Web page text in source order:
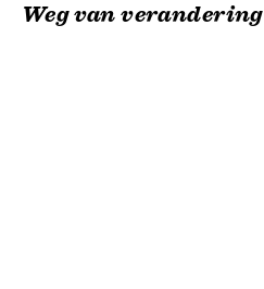
Weg van verandering